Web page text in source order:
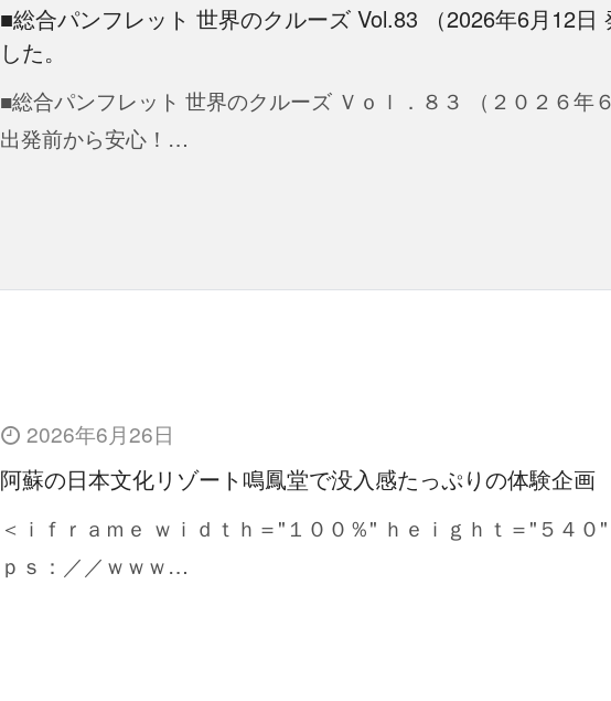
■総合パンフレット 世界のクルーズ Vol.83 （2026年6月12日
した。
■総合パンフレット 世界のクルーズ Ｖｏｌ．８３ （２０２６年
出発前から安心！…
2026年6月26日
阿蘇の日本文化リゾート鳴鳳堂で没入感たっぷりの体験企画
＜ｉｆｒａｍｅ ｗｉｄｔｈ＝"１００％" ｈｅｉｇｈｔ＝"５４０"
ｐｓ：／／ｗｗｗ…